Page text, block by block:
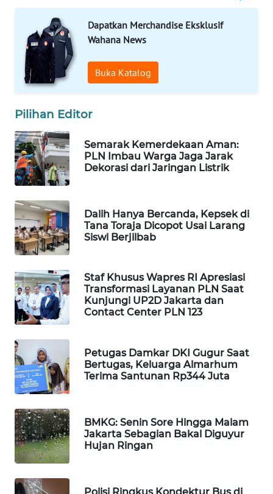
Dapatkan Merchandise Eksklusif
Wahana News
Buka Katalog
Pilihan Editor
Semarak Kemerdekaan Aman:
PLN Imbau Warga Jaga Jarak
Dekorasi dari Jaringan Listrik
Dalih Hanya Bercanda, Kepsek di
Tana Toraja Dicopot Usai Larang
Siswi Berjilbab
Staf Khusus Wapres RI Apresiasi
Transformasi Layanan PLN Saat
Kunjungi UP2D Jakarta dan
Contact Center PLN 123
Petugas Damkar DKI Gugur Saat
Bertugas, Keluarga Almarhum
Terima Santunan Rp344 Juta
BMKG: Senin Sore Hingga Malam
Jakarta Sebagian Bakal Diguyur
Hujan Ringan
WAHANA
TRAVEL
WAHANA
TV
ID
WAHANANEWS
CO ID
NET
WAHANA
SPORT
WAHANA
UMKM
WAHANA
SELEB
WAHANA
PERSONA
WAHANA
OTOMOTIF
WAHANA